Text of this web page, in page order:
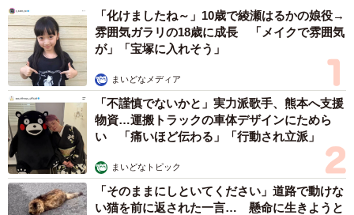
▽TPOに合っていて、シンプルでありながらもスタイリッ
シュなファッションをしそう。（30代）
▽雰囲気そのものがオシャレだから。（50代）
【第4位 松下洸平（13票）】
▽カジュアルな感じがいい。（50代）
▽さりげなく紳士な容姿。（50代）
▽シンプルで一緒にいやすそうだからです。（30代）
▽ユニクロを着ていそうだから。（50代）
「化けましたね～」10歳で綾瀬はるかの娘役→
雰囲気ガラリの18歳に成長 「メイクで雰囲気
が」「宝塚に入れそう」
まいどなメディア
「不謹慎でないかと」実力派歌手、熊本へ支援
物資…運搬トラックの車体デザインにためら
い 「痛いほど伝わる」「行動され立派」
まいどなトピック
「そのままにしといてください」道路で動けな
い猫を前に返された一言… 懸命に生きようと